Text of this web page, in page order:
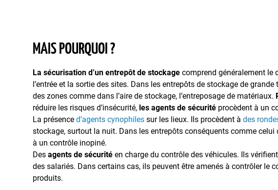
MAIS POURQUOI ?
La sécurisation d’un entrepôt de stockage comprend généralement le
l’entrée et la sortie des sites. Dans les entrepôts de stockage de
des zones comme dans l’aire de stockage, l’entreposage de matériaux.
réduire les risques d’insécurité, les agents de sécurité procèdent à un
La présenced’agents cynophiles sur les lieux. Ils procèdent àdes
stockage, surtout la nuit. Dans les entrepôts conséquents comme celui
à un contrôle inopiné.
Des agents de sécurité en charge du contrôle des véhicules. Ils
des salariés. Dans certains cas, ils peuvent être amenés à contrôler le
produits.